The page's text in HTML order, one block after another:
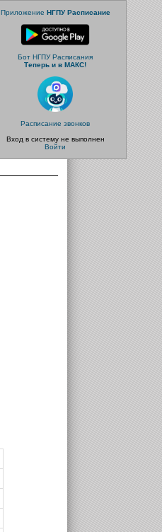
Приложение НГПУ Расписание
Бот НГПУ Расписания
Теперь и в МАКС!
Расписание звонков
Вход в систему не выполнен
Войти